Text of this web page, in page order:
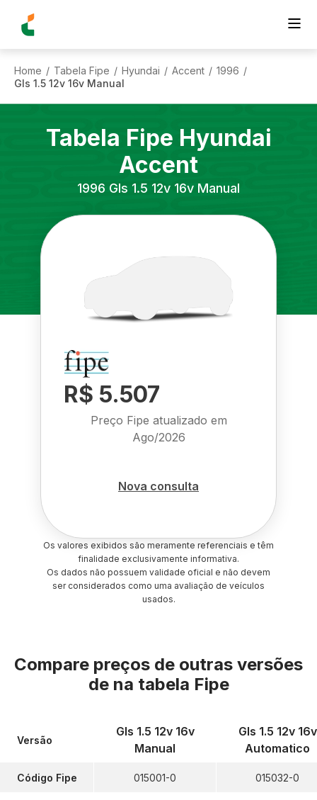
Home / Tabela Fipe / Hyundai / Accent / 1996 /
Gls 1.5 12v 16v Manual
Tabela Fipe Hyundai
Accent
1996 Gls 1.5 12v 16v Manual
R$ 5.507
Preço Fipe atualizado em
Ago/2026
Nova consulta
Os valores exibidos são meramente referenciais e têm
finalidade exclusivamente informativa.
Os dados não possuem validade oficial e não devem
ser considerados como uma avaliação de veículos
usados.
Compare preços de outras versões
de na tabela Fipe
Versão
Código Fipe
Gls 1.5 12v 16v
Manual
015001-0
Gls 1.5 12v 16v
Automatico
015032-0